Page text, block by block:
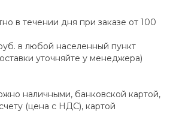
в течении дня при заказе от 100
в любой населенный пункт
уточняйте у менеджера)
наличными, банковской картой,
(цена с НДС), картой